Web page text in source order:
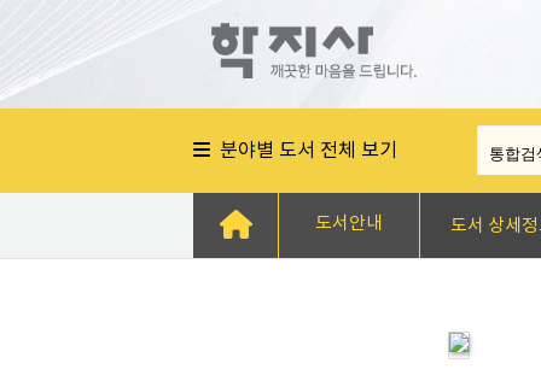
분야별 도서 전체 보기
도서안내 도서 상세